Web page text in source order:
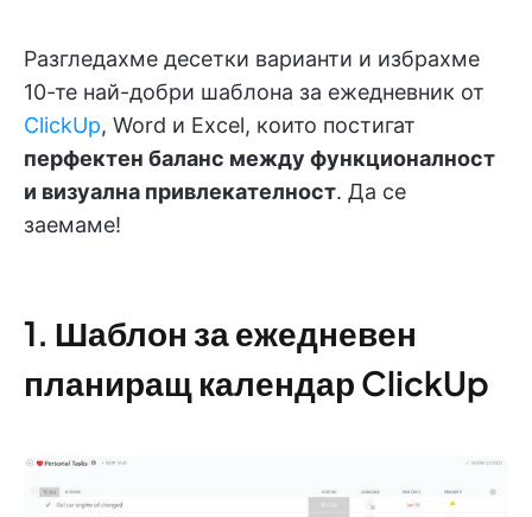
Разгледахме десетки варианти и избрахме
10-те най-добри шаблона за ежедневник от
ClickUp, Word и Excel, които постигат
перфектен баланс между функционалност
и визуална привлекателност. Да се
заемаме!
1. Шаблон за ежедневен
планиращ календар ClickUp